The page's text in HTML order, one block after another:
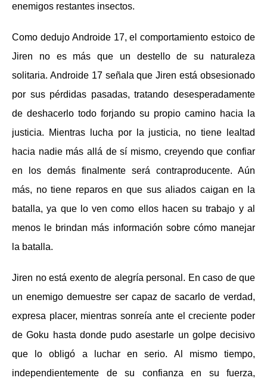
enemigos restantes insectos.
Como dedujo Androide 17, el comportamiento estoico de
Jiren no es más que un destello de su naturaleza
solitaria. Androide 17 señala que Jiren está obsesionado
por sus pérdidas pasadas, tratando desesperadamente
de deshacerlo todo forjando su propio camino hacia la
justicia. Mientras lucha por la justicia, no tiene lealtad
hacia nadie más allá de sí mismo, creyendo que confiar
en los demás finalmente será contraproducente. Aún
más, no tiene reparos en que sus aliados caigan en la
batalla, ya que lo ven como ellos hacen su trabajo y al
menos le brindan más información sobre cómo manejar
la batalla.
Jiren no está exento de alegría personal. En caso de que
un enemigo demuestre ser capaz de sacarlo de verdad,
expresa placer, mientras sonreía ante el creciente poder
de Goku hasta donde pudo asestarle un golpe decisivo
que lo obligó a luchar en serio. Al mismo tiempo,
independientemente de su confianza en su fuerza,